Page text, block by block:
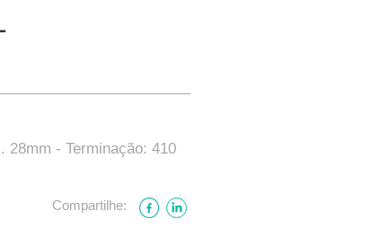
28mm - Terminação: 410
Compartilhe: